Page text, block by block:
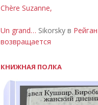
Chère Suzanne,
Un grand… Sikorsky в Рейган
возвращается
КНИЖНАЯ ПОЛКА